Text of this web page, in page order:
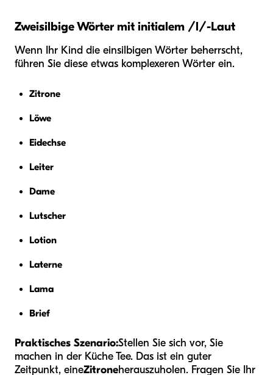
Zweisilbige Wörter mit initialem /l/-Laut
Wenn Ihr Kind die einsilbigen Wörter beherrscht,
führen Sie diese etwas komplexeren Wörter ein.
Zitrone
Löwe
Eidechse
Leiter
Dame
Lutscher
Lotion
Laterne
Lama
Brief
Praktisches Szenario:Stellen Sie sich vor, Sie
machen in der Küche Tee. Das ist ein guter
Zeitpunkt, eineZitroneherauszuholen. Fragen Sie Ihr